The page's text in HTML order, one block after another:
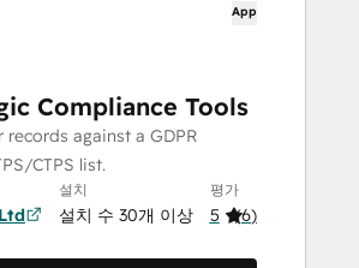
App
Compliance Tools
records against a GDPR
CTPS list.
설치
설치 수 30개 이상
평가
5 (6)